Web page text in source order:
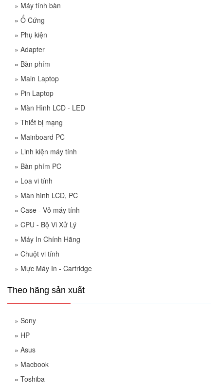
» Máy tính bàn
» Ổ Cứng
» Phụ kiện
» Adapter
» Bàn phím
» Main Laptop
» Pin Laptop
» Màn Hình LCD - LED
» Thiết bị mạng
» Mainboard PC
» Linh kiện máy tính
» Bàn phím PC
» Loa vi tính
» Màn hình LCD, PC
» Case - Vỏ máy tính
» CPU - Bộ Vi Xử Lý
» Máy In Chính Hãng
» Chuột vi tính
» Mực Máy In - Cartridge
Theo hãng sản xuất
» Sony
» HP
» Asus
» Macbook
» Toshiba